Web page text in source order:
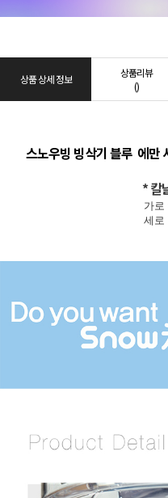
상품 상세 정보
상품리뷰
()
스노우빙 빙삭기 블루 에만
* 칼
가로
세로